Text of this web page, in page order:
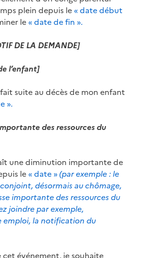
plein depuis le « date début
le « date de fin ».
DE LA DEMANDE]
l’enfant]
suite au décès de mon enfant
».
des ressources du
une diminution importante de
le « date »(par exemple : le
désormais au chômage,
importante des ressources du
joindre par exemple,
emploi, la notification du
événement, je souhaite